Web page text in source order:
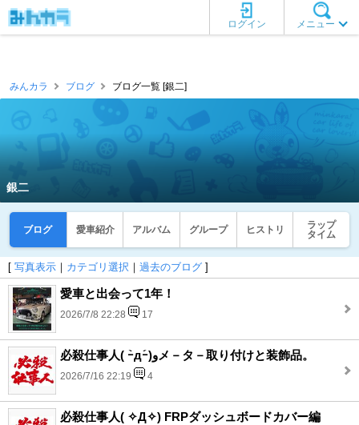
メニュー
ログイン
みんカラ ブログ ブログ一覧 [銀二]
銀二
ブログ 愛車紹介 アルバム グループ ヒストリ
ラップ
タイム
[ 写真表示 ｜ カテゴリ選択 ｜ 過去のブログ ]
愛車と出会って1年！
2026/7/8 22:28 17
必殺仕事人( ｰ̀дｰ́)وメ－タ－取り付けと装飾品。
2026/7/16 22:19 4
必殺仕事人( ✧Д✧) FRPダッシュボードカバー編